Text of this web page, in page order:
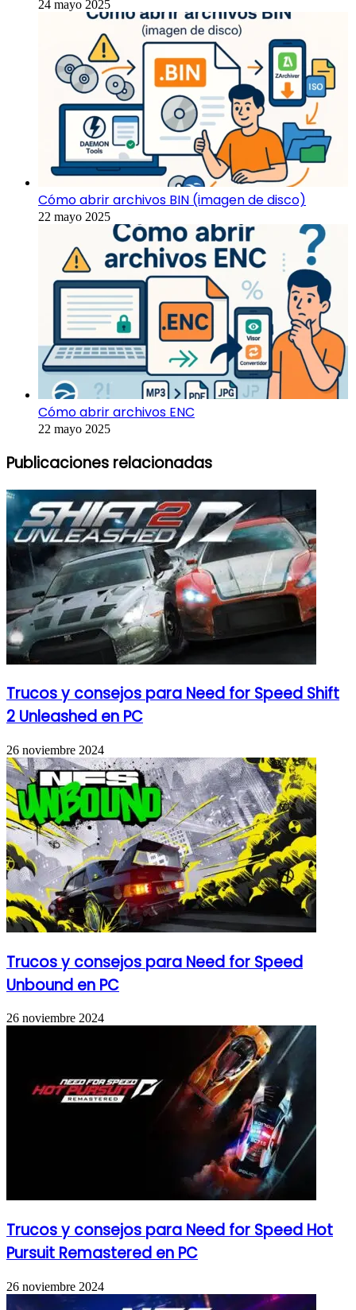
24 mayo 2025
Cómo abrir archivos BIN (imagen de disco)
22 mayo 2025
Cómo abrir archivos ENC
22 mayo 2025
Publicaciones relacionadas
Trucos y consejos para Need for Speed Shift
2 Unleashed en PC
26 noviembre 2024
Trucos y consejos para Need for Speed
Unbound en PC
26 noviembre 2024
Trucos y consejos para Need for Speed Hot
Pursuit Remastered en PC
26 noviembre 2024